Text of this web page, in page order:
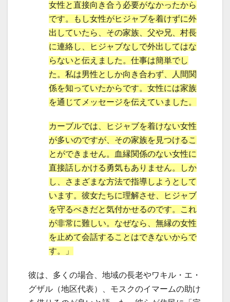
女性と直接向き合う必要がなかったから
です。もし女性がヒジャブを着けずに外
出していたら、その家族、父や兄、村長
に連絡し、ヒジャブなしで外出してはな
らないと伝えました。仕事は簡単でし
た。私は男性としか向き合わず、人間関
係を知っていたからです。女性には家族
を通じてメッセージを伝えていました。
カーブルでは、ヒジャブを着けない女性
が多いのですが、その家族を見つけるこ
とができません。血縁関係のない女性に
直接話しかける勇気もありません。しか
し、さまざまな方法で指導しようとして
います。彼女たちに理解させ、ヒジャブ
を守るべきだと気付かせるのです。これ
が非常に難しい。なぜなら、無縁の女性
を止めて会話することはできないからで
す。」
彼は、多くの場合、地域の長老やワキル・エ・
グザル（地区代表）、モスクのイマームの助け